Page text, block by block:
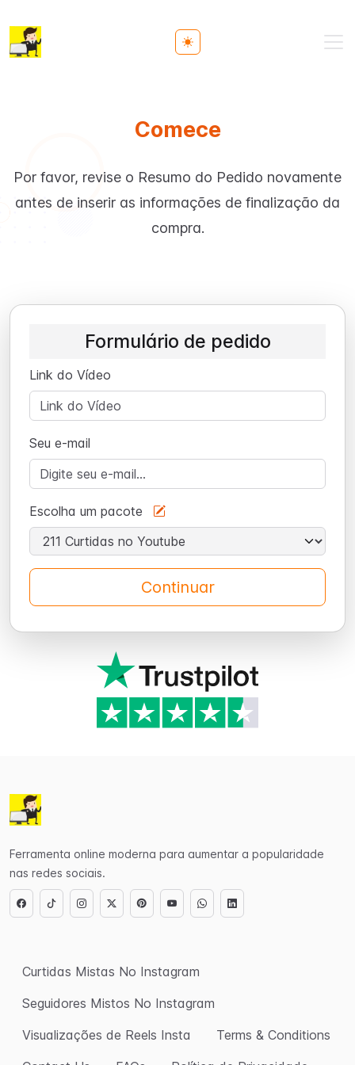
Toggle theme
Comece
Por favor, revise o Resumo do Pedido novamente
antes de inserir as informações de finalização da
compra.
Formulário de pedido
Link do Vídeo
Seu e-mail
Escolha um pacote
Continuar
Ferramenta online moderna para aumentar a popularidade
nas redes sociais.
Curtidas Mistas No Instagram
Seguidores Mistos No Instagram
Visualizações de Reels Insta
Terms & Conditions